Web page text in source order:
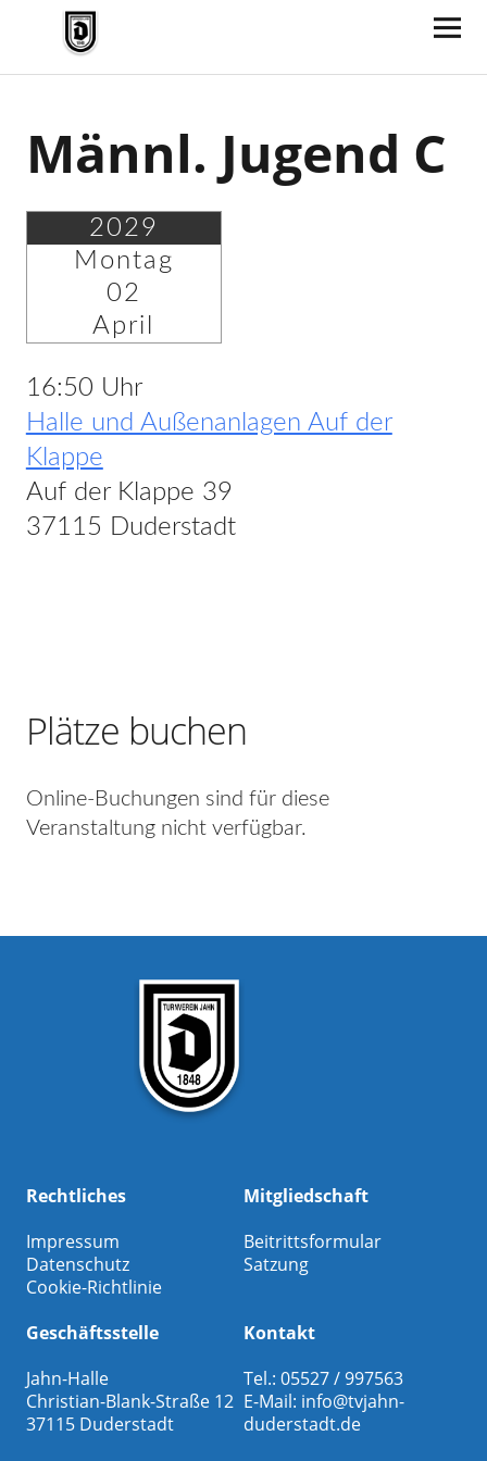
TV Jahn Duderstadt
Männl. Jugend C
2029
Montag
02
April
16:50 Uhr
Halle und Außenanlagen Auf der
Klappe
Auf der Klappe 39
37115 Duderstadt
Plätze buchen
Online-Buchungen sind für diese
Veranstaltung nicht verfügbar.
Rechtliches
Impressum
Datenschutz
Cookie-Richtlinie
Mitgliedschaft
Beitrittsformular
Satzung
Geschäftsstelle
Jahn-Halle
Christian-Blank-Straße 12
37115 Duderstadt
Kontakt
Tel.: 05527 / 997563
E-Mail: info@tvjahn-
duderstadt.de